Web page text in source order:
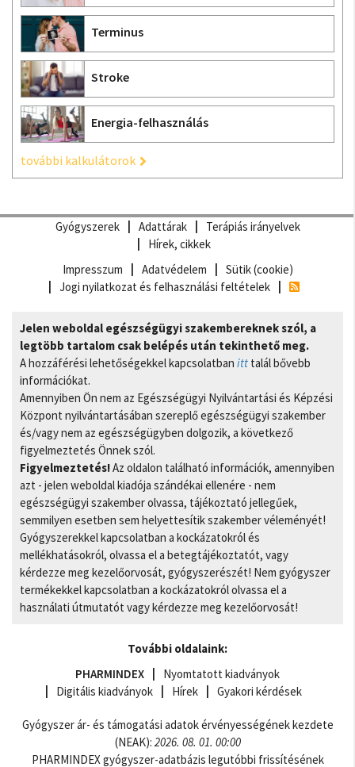
Terminus
Stroke
Energia-felhasználás
további kalkulátorok
Gyógyszerek Adattárak
Terápiás irányelvek
Hírek, cikkek
Impresszum
Adatvédelem
Sütik (cookie)
Jogi nyilatkozat és felhasználási feltételek
Jelen weboldal egészségügyi szakembereknek szól, a
legtöbb tartalom csak belépés után tekinthető meg.
A hozzáférési lehetőségekkel kapcsolatban itt talál bővebb
információkat.
Amennyiben Ön nem az Egészségügyi Nyilvántartási és Képzési
Központ nyilvántartásában szereplő egészségügyi szakember
és/vagy nem az egészségügyben dolgozik, a következő
figyelmeztetés Önnek szól.
Figyelmeztetés!Az oldalon található információk, amennyiben
azt - jelen weboldal kiadója szándékai ellenére - nem
egészségügyi szakember olvassa, tájékoztató jellegűek,
semmilyen esetben sem helyettesítik szakember véleményét!
Gyógyszerekkel kapcsolatban a kockázatokról és
mellékhatásokról, olvassa el a betegtájékoztatót, vagy
kérdezze meg kezelőorvosát, gyógyszerészét! Nem gyógyszer
termékekkel kapcsolatban a kockázatokról olvassa el a
használati útmutatót vagy kérdezze meg kezelőorvosát!
További oldalaink:
PHARMINDEX
Nyomtatott kiadványok
Digitális kiadványok
Hírek Gyakori kérdések
Gyógyszer ár- és támogatási adatok érvényességének kezdete
(NEAK): 2026. 08. 01. 00:00
PHARMINDEX gyógyszer-adatbázis legutóbbi frissítésének